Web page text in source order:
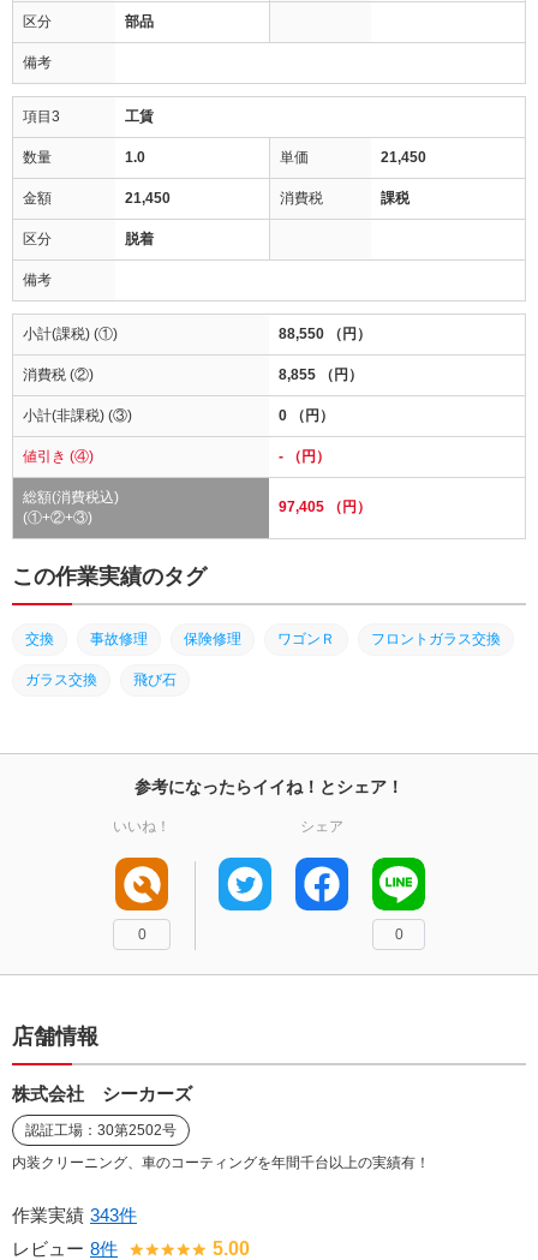
区分 部品
備考
項目3 工賃
数量 1.0 単価 21,450
金額 21,450 消費税 課税
区分 脱着
備考
小計(課税) (①) 88,550 （円）
消費税 (②) 8,855 （円）
小計(非課税) (③) 0 （円）
値引き (④) - （円）
総額(消費税込)
(①+②+③)
97,405 （円）
この作業実績のタグ
交換 事故修理 保険修理 ワゴンＲ フロントガラス交換
ガラス交換 飛び石
参考になったらイイね！とシェア！
いいね！
0
シェア
0
店舗情報
株式会社 シーカーズ
認証工場：30第2502号
内装クリーニング、車のコーティングを年間千台以上の実績有！
作業実績 343件
レビュー 8件 5.00